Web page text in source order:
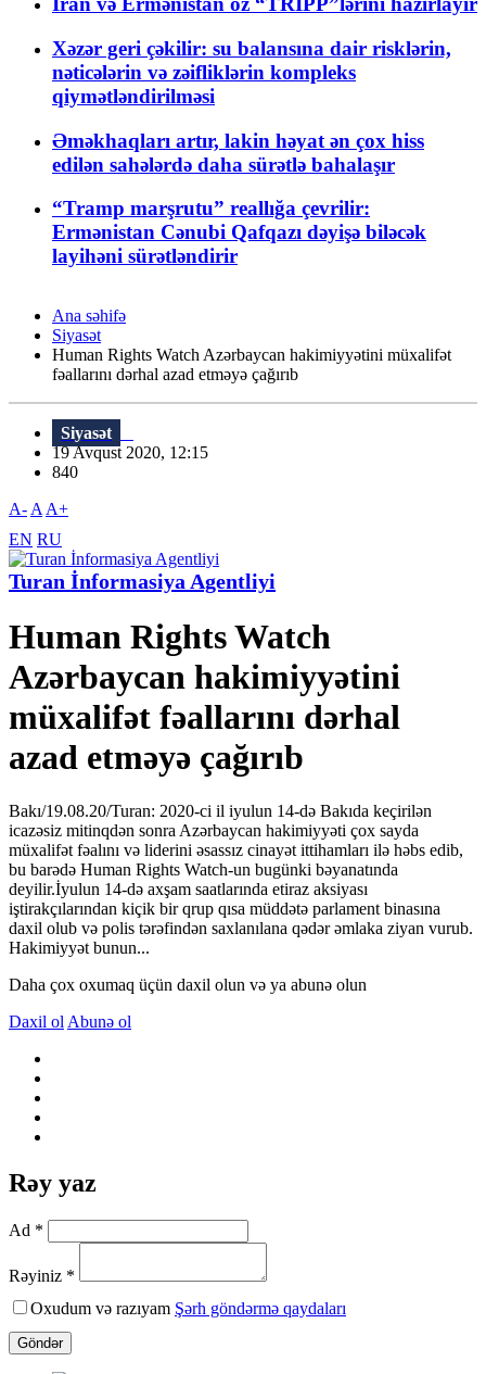
Xəzər geri çəkilir: su balansına dair risklərin,
nəticələrin və zəifliklərin kompleks
qiymətləndirilməsi
Əməkhaqları artır, lakin həyat ən çox hiss
edilən sahələrdə daha sürətlə bahalaşır
“Tramp marşrutu” reallığa çevrilir:
Ermənistan Cənubi Qafqazı dəyişə biləcək
layihəni sürətləndirir
Ana səhifə
Siyasət
Human Rights Watch Azərbaycan hakimiyyətini müxalifət
fəallarını dərhal azad etməyə çağırıb
Siyasət
19 Avqust 2020, 12:15
840
A- A A+
EN RU
Turan İnformasiya Agentliyi
Human Rights Watch
Azərbaycan hakimiyyətini
müxalifət fəallarını dərhal
azad etməyə çağırıb
Bakı/19.08.20/Turan: 2020-ci il iyulun 14-də Bakıda keçirilən
icazəsiz mitinqdən sonra Azərbaycan hakimiyyəti çox sayda
müxalifət fəalını və liderini əsassız cinayət ittihamları ilə həbs edib,
bu barədə Human Rights Watch-un bugünki bəyanatında
deyilir.İyulun 14-də axşam saatlarında etiraz aksiyası
iştirakçılarından kiçik bir qrup qısa müddətə parlament binasına
daxil olub və polis tərəfindən saxlanılana qədər əmlaka ziyan vurub.
Hakimiyyət bunun...
Daha çox oxumaq üçün daxil olun və ya abunə olun
Daxil ol Abunə ol
Rəy yaz
Ad *
Rəyiniz *
Oxudum və razıyam Şərh göndərmə qaydaları
Göndər